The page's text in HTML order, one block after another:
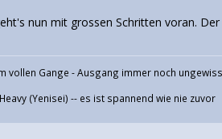
nun mit grossen Schritten voran.
vollen Gange - Ausgang immer noch
(Yenisei) -- es ist spannend wie nie zuvor